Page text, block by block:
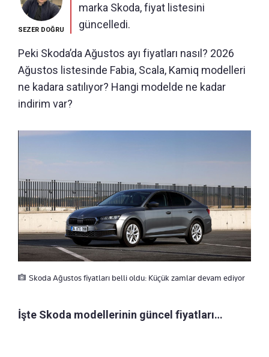
SEZER DOĞRU
marka Skoda, fiyat listesini
güncelledi.
Peki Skoda’da Ağustos ayı fiyatları nasıl? 2026
Ağustos listesinde Fabia, Scala, Kamiq modelleri
ne kadara satılıyor? Hangi modelde ne kadar
indirim var?
Skoda Ağustos fiyatları belli oldu: Küçük zamlar devam ediyor
İşte Skoda modellerinin güncel fiyatları…